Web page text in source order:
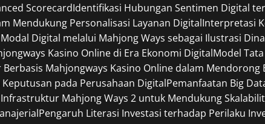
ScorecardIdentifikasi Hubungan Sentimen Digital
Mendukung Personalisasi Layanan DigitalInterpretasi
Digital melalui Mahjong Ways sebagai Ilustrasi
Kasino Online di Era Ekonomi DigitalModel
Mahjongways Kasino Online dalam Mendorong
pada Perusahaan DigitalPemanfaatan Big
Mahjong Ways 2 untuk Mendukung
Pengaruh Literasi Investasi terhadap Perilaku